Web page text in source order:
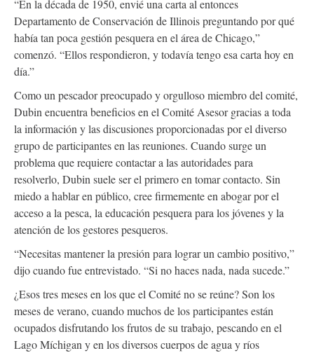
“En la década de 1950, envié una carta al entonces
Departamento de Conservación de Illinois preguntando por qué
había tan poca gestión pesquera en el área de Chicago,”
comenzó. “Ellos respondieron, y todavía tengo esa carta hoy en
día.”
Como un pescador preocupado y orgulloso miembro del comité,
Dubin encuentra beneficios en el Comité Asesor gracias a toda
la información y las discusiones proporcionadas por el diverso
grupo de participantes en las reuniones. Cuando surge un
problema que requiere contactar a las autoridades para
resolverlo, Dubin suele ser el primero en tomar contacto. Sin
miedo a hablar en público, cree firmemente en abogar por el
acceso a la pesca, la educación pesquera para los jóvenes y la
atención de los gestores pesqueros.
“Necesitas mantener la presión para lograr un cambio positivo,”
dijo cuando fue entrevistado. “Si no haces nada, nada sucede.”
¿Esos tres meses en los que el Comité no se reúne? Son los
meses de verano, cuando muchos de los participantes están
ocupados disfrutando los frutos de su trabajo, pescando en el
Lago Míchigan y en los diversos cuerpos de agua y ríos